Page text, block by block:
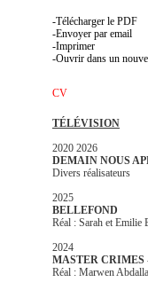
Télécharger le PDF
Envoyer par email
Imprimer
Ouvrir dans un
CV
TÉLÉVISION
2020 2026
DEMAIN NOUS
Divers réalisateurs
2025
BELLEFOND
Réal : Sarah et Emilie
2024
MASTER CRIMES
Réal : Marwen